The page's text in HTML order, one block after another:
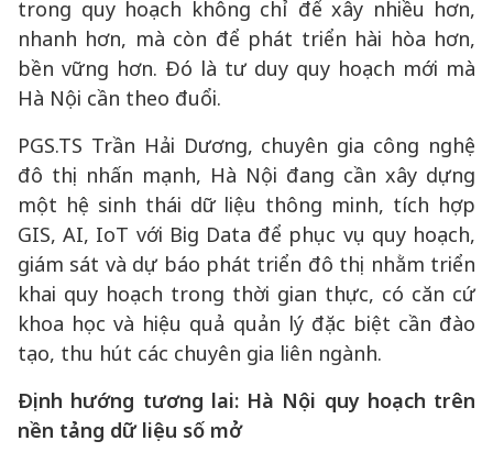
trong quy hoạch không chỉ để xây nhiều hơn,
nhanh hơn, mà còn để phát triển hài hòa hơn,
bền vững hơn. Đó là tư duy quy hoạch mới mà
Hà Nội cần theo đuổi.
PGS.TS Trần Hải Dương, chuyên gia công nghệ
đô thị nhấn mạnh, Hà Nội đang cần xây dựng
một hệ sinh thái dữ liệu thông minh, tích hợp
GIS, AI, IoT với Big Data để phục vụ quy hoạch,
giám sát và dự báo phát triển đô thị nhằm triển
khai quy hoạch trong thời gian thực, có căn cứ
khoa học và hiệu quả quản lý đặc biệt cần đào
tạo, thu hút các chuyên gia liên ngành.
Định hướng tương lai: Hà Nội quy hoạch trên
nền tảng dữ liệu số mở